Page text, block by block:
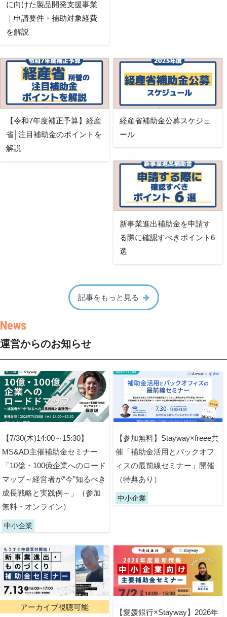
に向けた製品開発支援事業
｜申請要件・補助対象経費
を解説
【令和7年度補正予算】経産
省│注目補助金のポイントを
解説
経産省補助金公募スケジュ
ール
新事業進出補助金を申請す
る際に確認すべきポイント6
選
記事をもっと見る
運営からのお知らせ
【7/30(木)14:00～15:30】
MS&AD主催補助金セミナー
「10億・100億企業へのロード
マップ～経営者が“今”知るべき
成長戦略と実践例～」（参加
無料・オンライン）
中小企業
【参加無料】Stayway×freee共
催「補助金活用とバックオフ
ィスの最前線セミナー」開催
（特典あり）
中小企業
アーカイブ視聴可能
【愛媛銀行×Stayway】2026年